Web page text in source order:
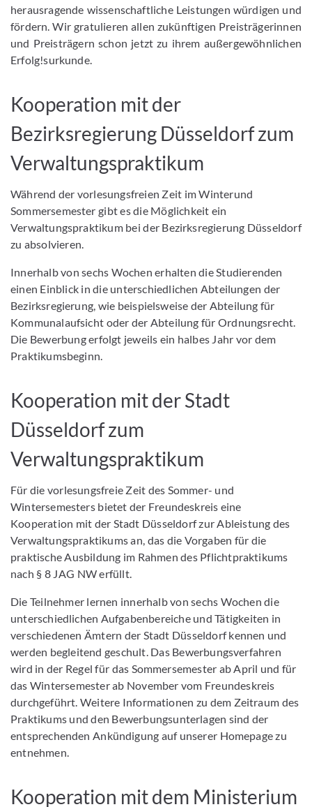
herausragende wissenschaftliche Leistungen würdigen und
fördern. Wir gratulieren allen zukünftigen Preisträgerinnen
und Preisträgern schon jetzt zu ihrem außergewöhnlichen
Erfolg!surkunde.
Kooperation mit der
Bezirksregierung Düsseldorf zum
Verwaltungspraktikum
Während der vorlesungsfreien Zeit im Winterund
Sommersemester gibt es die Möglichkeit ein
Verwaltungspraktikum bei der Bezirksregierung Düsseldorf
zu absolvieren.
Innerhalb von sechs Wochen erhalten die Studierenden
einen Einblick in die unterschiedlichen Abteilungen der
Bezirksregierung, wie beispielsweise der Abteilung für
Kommunalaufsicht oder der Abteilung für Ordnungsrecht.
Die Bewerbung erfolgt jeweils ein halbes Jahr vor dem
Praktikumsbeginn.
Kooperation mit der Stadt
Düsseldorf zum
Verwaltungspraktikum
Für die vorlesungsfreie Zeit des Sommer- und
Wintersemesters bietet der Freundeskreis eine
Kooperation mit der Stadt Düsseldorf zur Ableistung des
Verwaltungspraktikums an, das die Vorgaben für die
praktische Ausbildung im Rahmen des Pflichtpraktikums
nach § 8 JAG NW erfüllt.
Die Teilnehmer lernen innerhalb von sechs Wochen die
unterschiedlichen Aufgabenbereiche und Tätigkeiten in
verschiedenen Ämtern der Stadt Düsseldorf kennen und
werden begleitend geschult. Das Bewerbungsverfahren
wird in der Regel für das Sommersemester ab April und für
das Wintersemester ab November vom Freundeskreis
durchgeführt. Weitere Informationen zu dem Zeitraum des
Praktikums und den Bewerbungsunterlagen sind der
entsprechenden Ankündigung auf unserer Homepage zu
entnehmen.
Kooperation mit dem Ministerium